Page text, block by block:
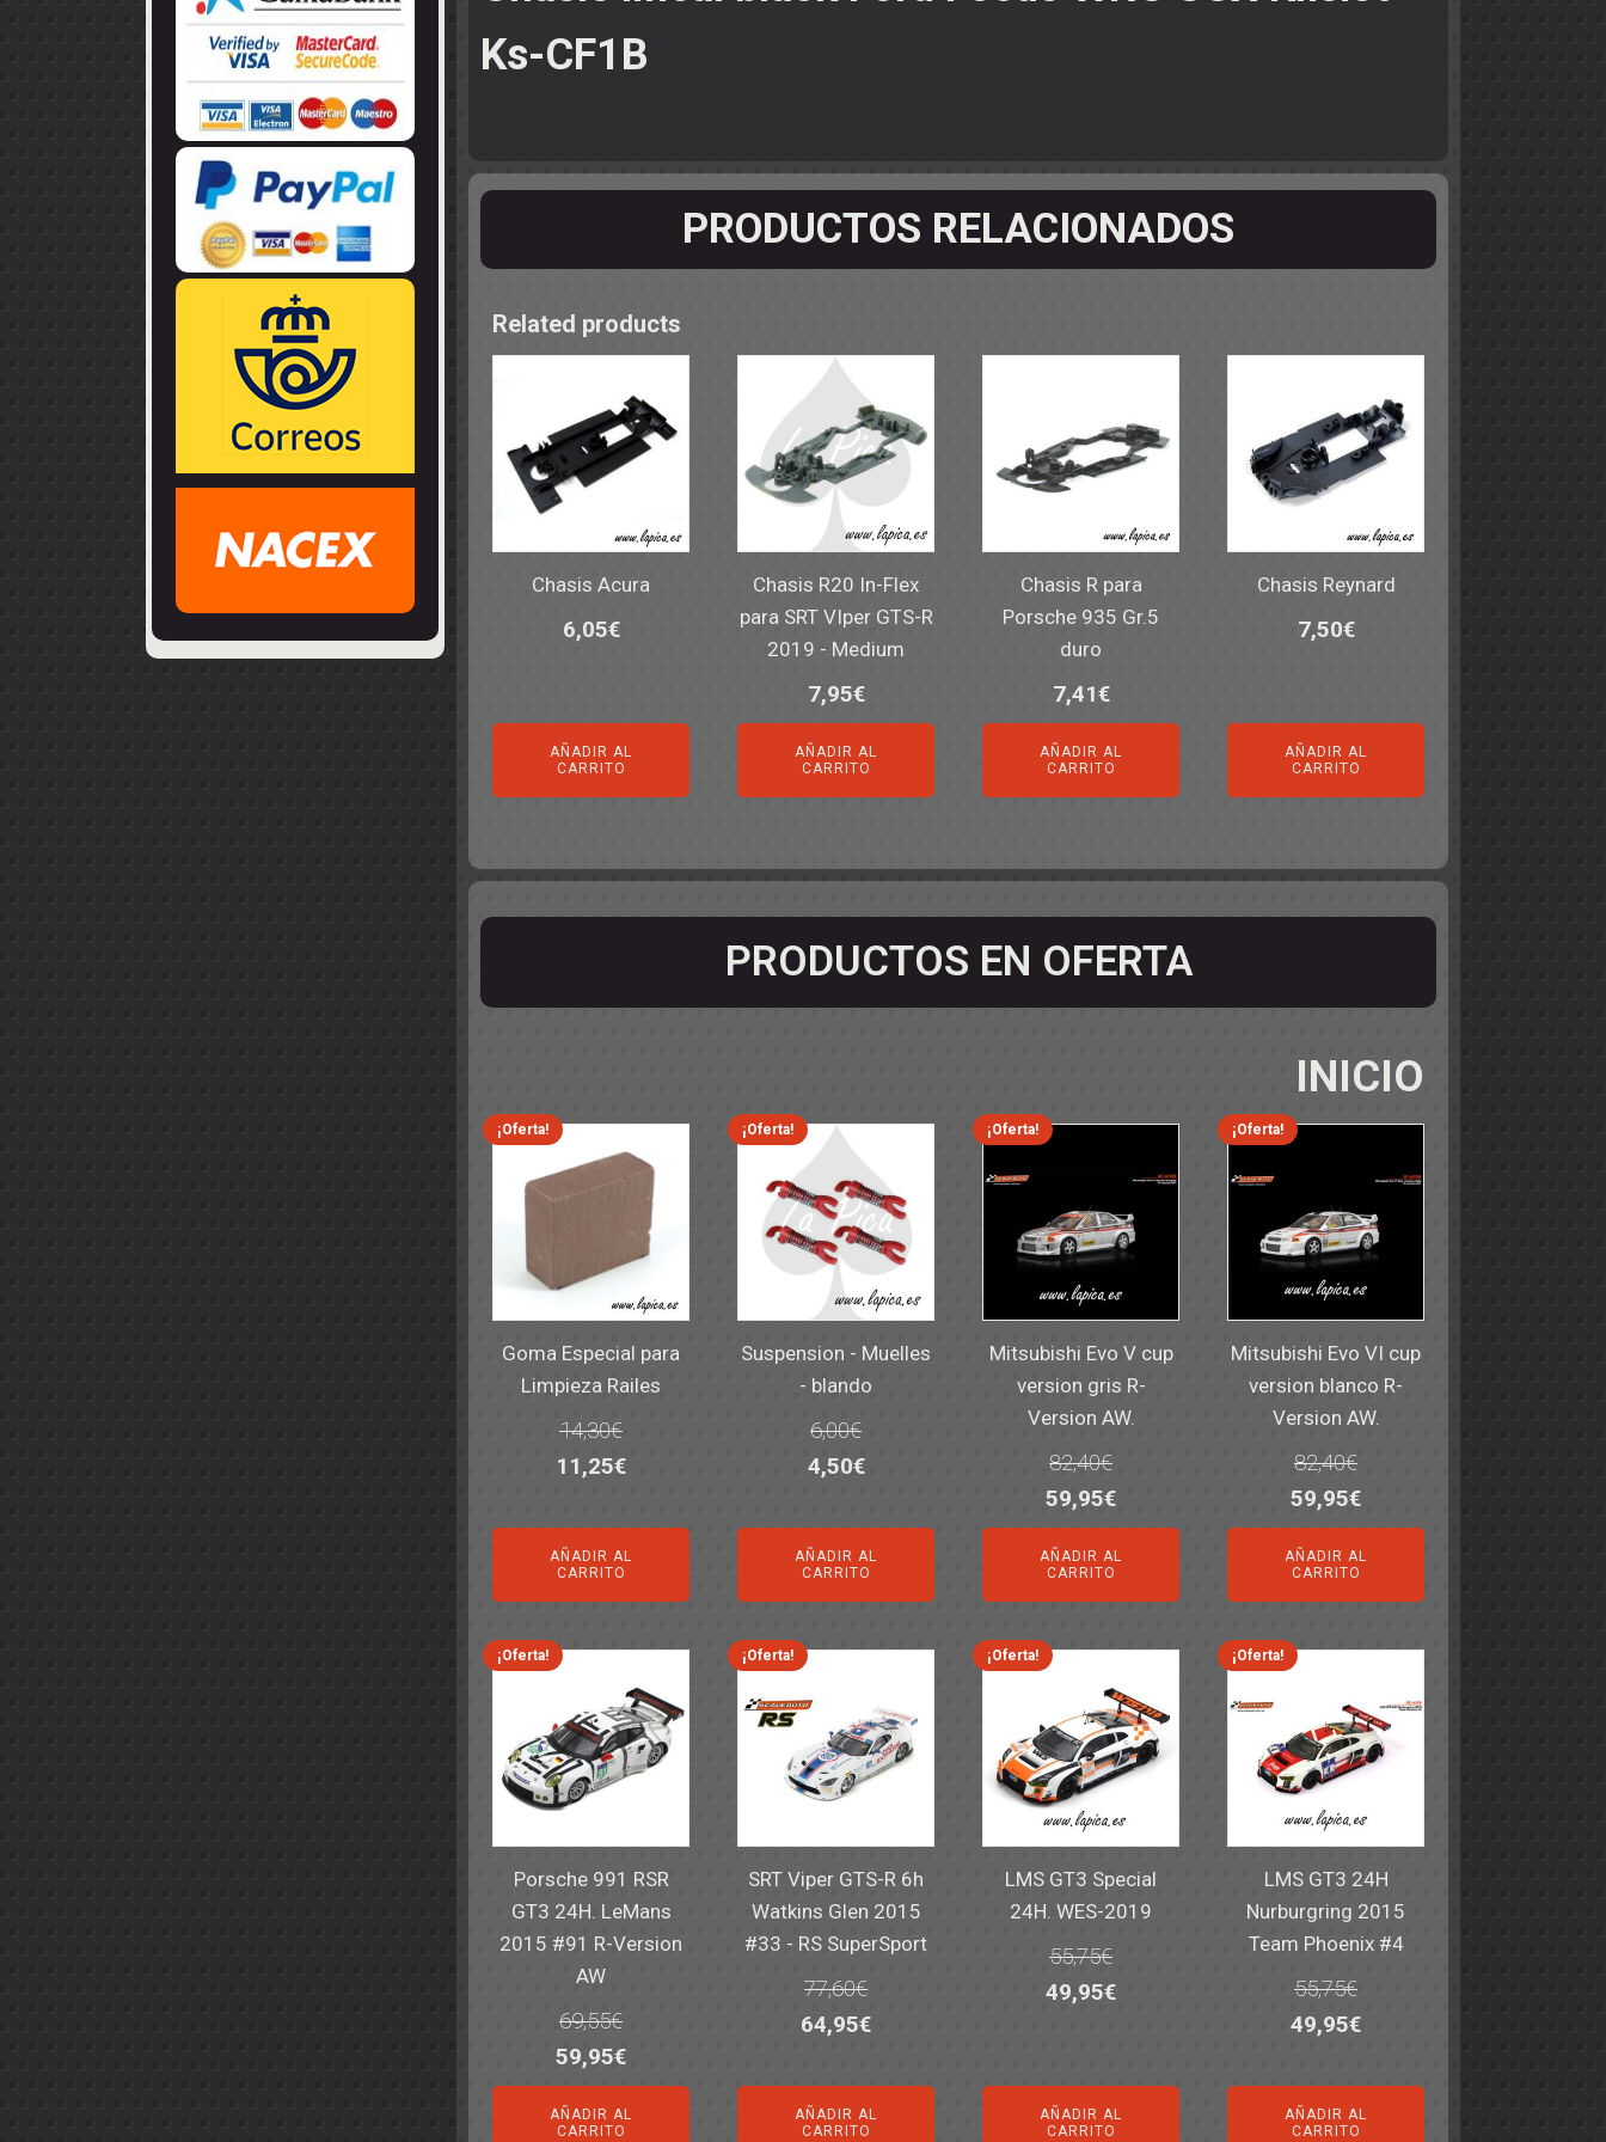
Ks-CF1B
PRODUCTOS RELACIONADOS
Related products
Chasis Acura
6,05€
AÑADIR AL
CARRITO
Chasis R20 In-Flex
para SRT VIper GTS-R
2019 - Medium
7,95€
AÑADIR AL
CARRITO
Chasis R para
Porsche 935 Gr.5
duro
7,41€
AÑADIR AL
CARRITO
Chasis Reynard
7,50€
AÑADIR AL
CARRITO
PRODUCTOS EN OFERTA
INICIO
¡Oferta!
Goma Especial para
Limpieza Railes
14,30€
El
original
era:
14,30€.
11,25€El
actual
11,25€.
AÑADIR AL
CARRITO
¡Oferta!
Suspension - Muelles
- blando
6,00€
El
original
era:
6,00€.
4,50€El
actual
es:
4,50€.
AÑADIR AL
CARRITO
¡Oferta!
Mitsubishi Evo V cup
version gris R-
Version AW.
82,40€
El
precio
original
era:
82,40€.
59,95€El
precio
actual
es:
AÑADIR AL
CARRITO
¡Oferta!
Mitsubishi Evo VI cup
version blanco R-
Version AW.
82,40€
El
precio
original
era:
82,40€.
59,95€El
precio
actual
es:
AÑADIR AL
CARRITO
¡Oferta!
Porsche 991 RSR
GT3 24H. LeMans
2015 #91 R-Version
AW
69,55€
El
precio
original
59,95€El
precio
actual
AÑADIR AL
CARRITO
¡Oferta!
SRT Viper GTS-R 6h
Watkins Glen 2015
#33 - RS SuperSport
77,60€
El
original
era:
64,95€El
actual
AÑADIR AL
CARRITO
¡Oferta!
LMS GT3 Special
24H. WES-2019
55,75€
El
era:
55,75€.
49,95€El
AÑADIR AL
CARRITO
¡Oferta!
LMS GT3 24H
Nurburgring 2015
Team Phoenix #4
55,75€
El
original
era:
49,95€El
actual
AÑADIR AL
CARRITO